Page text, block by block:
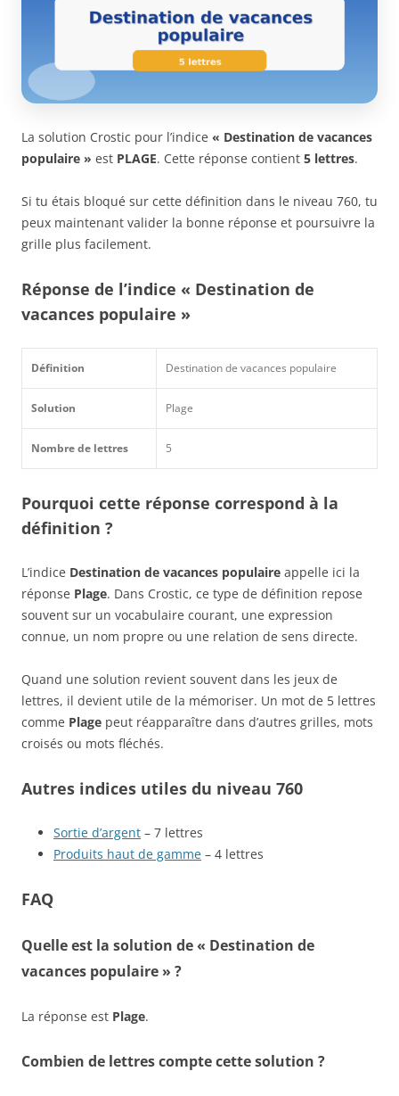
La solution Crostic pour l’indice « Destination de vacances
populaire » est PLAGE. Cette réponse contient 5 lettres.
Si tu étais bloqué sur cette définition dans le niveau 760, tu
peux maintenant valider la bonne réponse et poursuivre la
grille plus facilement.
Réponse de l’indice « Destination de
vacances populaire »
Définition Destination de vacances populaire
Solution Plage
Nombre de lettres 5
Pourquoi cette réponse correspond à la
définition ?
L’indice Destination de vacances populaire appelle ici la
réponse Plage. Dans Crostic, ce type de définition repose
souvent sur un vocabulaire courant, une expression
connue, un nom propre ou une relation de sens directe.
Quand une solution revient souvent dans les jeux de
lettres, il devient utile de la mémoriser. Un mot de 5 lettres
comme Plage peut réapparaître dans d’autres grilles, mots
croisés ou mots fléchés.
Autres indices utiles du niveau 760
Sortie d’argent – 7 lettres
Produits haut de gamme – 4 lettres
FAQ
Quelle est la solution de « Destination de
vacances populaire » ?
La réponse est Plage.
Combien de lettres compte cette solution ?